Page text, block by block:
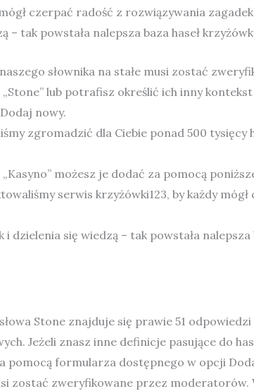
czerpać radość z rozwiązywania
tak powstała nalepsza baza haseł
słownika na stałe musi zostać
lub potrafisz określić ich inny
nowy.
zgromadzić dla Ciebie ponad 500 tysięcy
możesz je dodać za pomocą
serwis krzyżówki123, by każdy
dzielenia się wiedzą – tak powstała nalepsza
Stone znajduje się prawie 51
Jeżeli znasz inne definicje pasujące do
pomocą formularza dostępnego w opcji
zostać zweryfikowane przez moderatorów.